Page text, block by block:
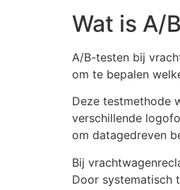
Wat is A/
A/B-testen bij
om te bepalen
Deze testmethode
verschillende
om datagedreven
Bij
Door systematisch